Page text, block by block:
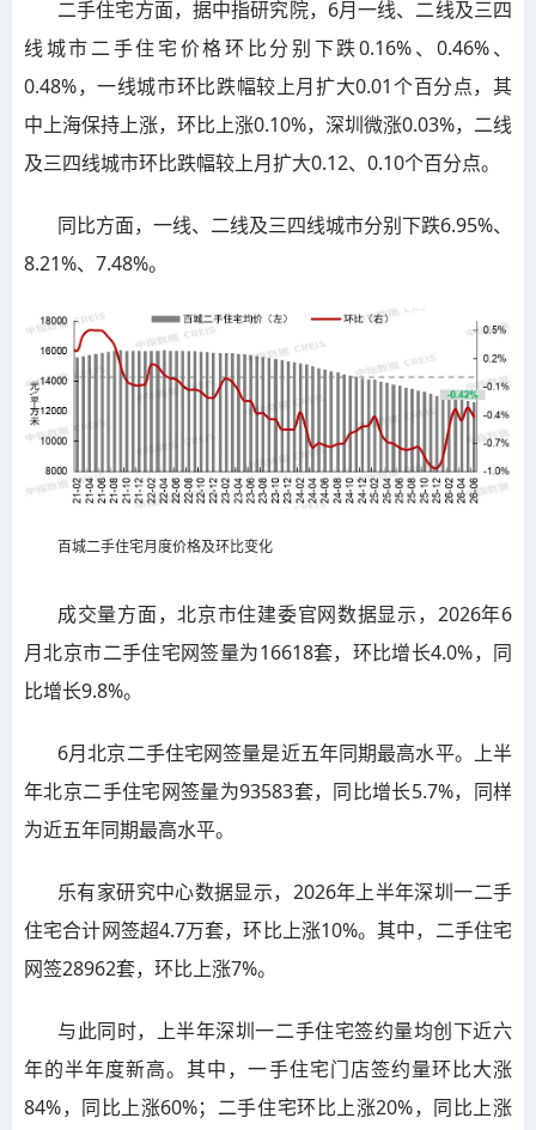
二手住宅方面，据中指研究院，6月一线、二线及三四
线城市二手住宅价格环比分别下跌0.16%、0.46%、
0.48%，一线城市环比跌幅较上月扩大0.01个百分点，其
中上海保持上涨，环比上涨0.10%，深圳微涨0.03%，二线
及三四线城市环比跌幅较上月扩大0.12、0.10个百分点。
同比方面，一线、二线及三四线城市分别下跌6.95%、
8.21%、7.48%。
百城二手住宅月度价格及环比变化
成交量方面，北京市住建委官网数据显示，2026年6
月北京市二手住宅网签量为16618套，环比增长4.0%，同
比增长9.8%。
6月北京二手住宅网签量是近五年同期最高水平。上半
年北京二手住宅网签量为93583套，同比增长5.7%，同样
为近五年同期最高水平。
乐有家研究中心数据显示，2026年上半年深圳一二手
住宅合计网签超4.7万套，环比上涨10%。其中，二手住宅
网签28962套，环比上涨7%。
与此同时，上半年深圳一二手住宅签约量均创下近六
年的半年度新高。其中，一手住宅门店签约量环比大涨
84%，同比上涨60%；二手住宅环比上涨20%，同比上涨